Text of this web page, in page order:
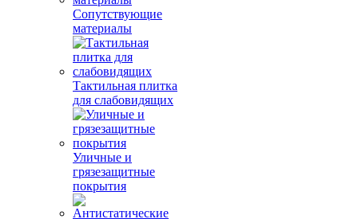
Сопутствующие
материалы
Тактильная плитка
для слабовидящих
Уличные и
грязезащитные
покрытия